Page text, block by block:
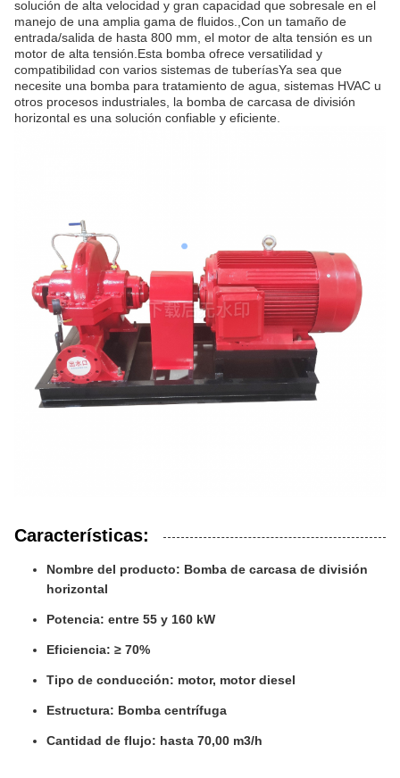
solución de alta velocidad y gran capacidad que sobresale en el
manejo de una amplia gama de fluidos.,Con un tamaño de
entrada/salida de hasta 800 mm, el motor de alta tensión es un
motor de alta tensión.Esta bomba ofrece versatilidad y
compatibilidad con varios sistemas de tuberíasYa sea que
necesite una bomba para tratamiento de agua, sistemas HVAC u
otros procesos industriales, la bomba de carcasa de división
horizontal es una solución confiable y eficiente.
Características:
Nombre del producto: Bomba de carcasa de división
horizontal
Potencia: entre 55 y 160 kW
Eficiencia: ≥ 70%
Tipo de conducción: motor, motor diesel
Estructura: Bomba centrífuga
Cantidad de flujo: hasta 70,00 m3/h